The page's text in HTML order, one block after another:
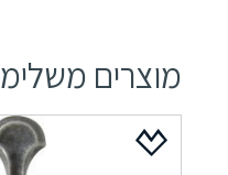
מוצרים